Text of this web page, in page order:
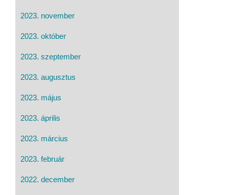
2023. november
2023. október
2023. szeptember
2023. augusztus
2023. május
2023. április
2023. március
2023. február
2022. december